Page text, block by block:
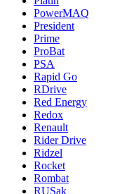
PowerMAQ
President
Prime
ProBat
PSA
Rapid Go
RDrive
Red Energy
Redox
Renault
Rider Drive
Ridzel
Rocket
Rombat
RUSak